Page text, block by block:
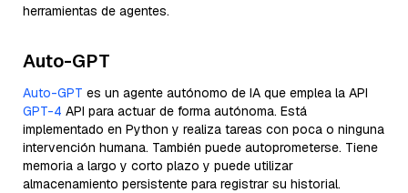
herramientas de agentes.
Auto-GPT
Auto-GPT es un agente autónomo de IA que emplea la API
GPT-4 API para actuar de forma autónoma. Está
implementado en Python y realiza tareas con poca o ninguna
intervención humana. También puede autoprometerse. Tiene
memoria a largo y corto plazo y puede utilizar
almacenamiento persistente para registrar su historial.